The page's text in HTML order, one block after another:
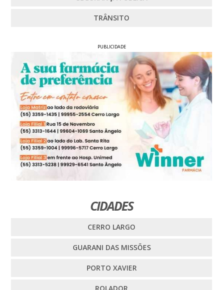
TRÂNSITO
PUBLICIDADE
CIDADES
CERRO LARGO
GUARANI DAS MISSÕES
PORTO XAVIER